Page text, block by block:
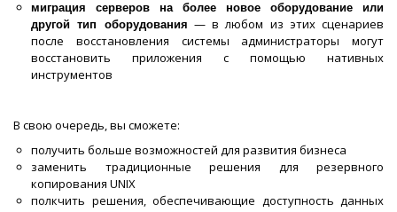
миграция серверов на более новое оборудование или
другой тип оборудования — в любом из этих сценариев
после восстановления системы администраторы могут
восстановить приложения с помощью нативных
инструментов
В свою очередь, вы сможете:
получить больше возможностей для развития бизнеса
заменить традиционные решения для резервного
копирования UNIX
полкчить решения, обеспечивающие доступность данных